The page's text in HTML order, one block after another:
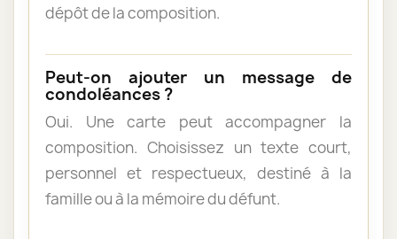
dépôt de la composition.
Peut-on ajouter un message de
condoléances ?
Oui. Une carte peut accompagner la
composition. Choisissez un texte court,
personnel et respectueux, destiné à la
famille ou à la mémoire du défunt.